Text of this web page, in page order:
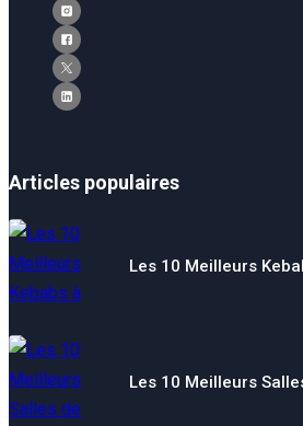
Articles populaires
Les 10 Meilleurs
Les 10 Meilleurs